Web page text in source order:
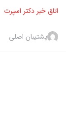
اتاق خبر دکتر اسپرت
پشتیبان اصلی